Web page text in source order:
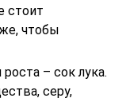
стоит
чтобы
– сок лука.
серу,